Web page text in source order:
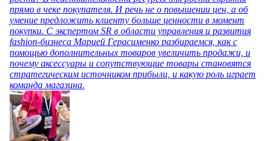
прямо в чеке покупателя. И речь не о повышении цен, а об
умение предложить клиенту больше ценности в момент
покупки. С экспертом SR в области управления и развития
fashion-бизнеса Марией Герасименко разбираемся, как с
помощью дополнительных товаров увеличить продажи, и
почему аксессуары и сопутствующие товары становятся
стратегическим источником прибыли, и какую роль играет
команда магазина.